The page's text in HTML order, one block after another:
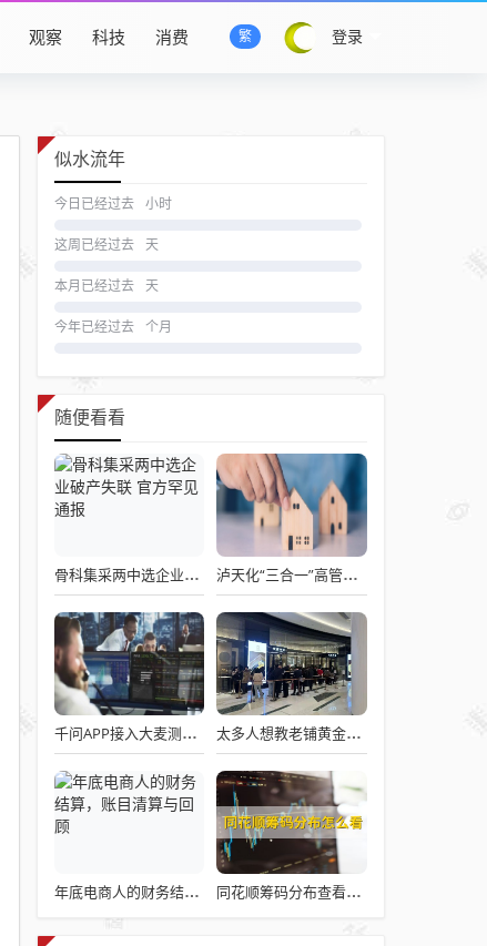
登录
繁
观察 科技 消费
似水流年
今日已经过去 小时
这周已经过去 天
本月已经过去 天
今年已经过去 个月
随便看看
骨科集采两中选企业破产失联 官方罕见通报 泸天化“三合一”高管王斌辞职：高管变动叠加财务、业绩双重压力，公司进入阶段性调整期
千问APP接入大麦测试“一句话买电影票” 太多人想教老铺黄金怎么做生意了
年底电商人的财务结算，账目清算与回顾 同花顺筹码分布查看详解攻略